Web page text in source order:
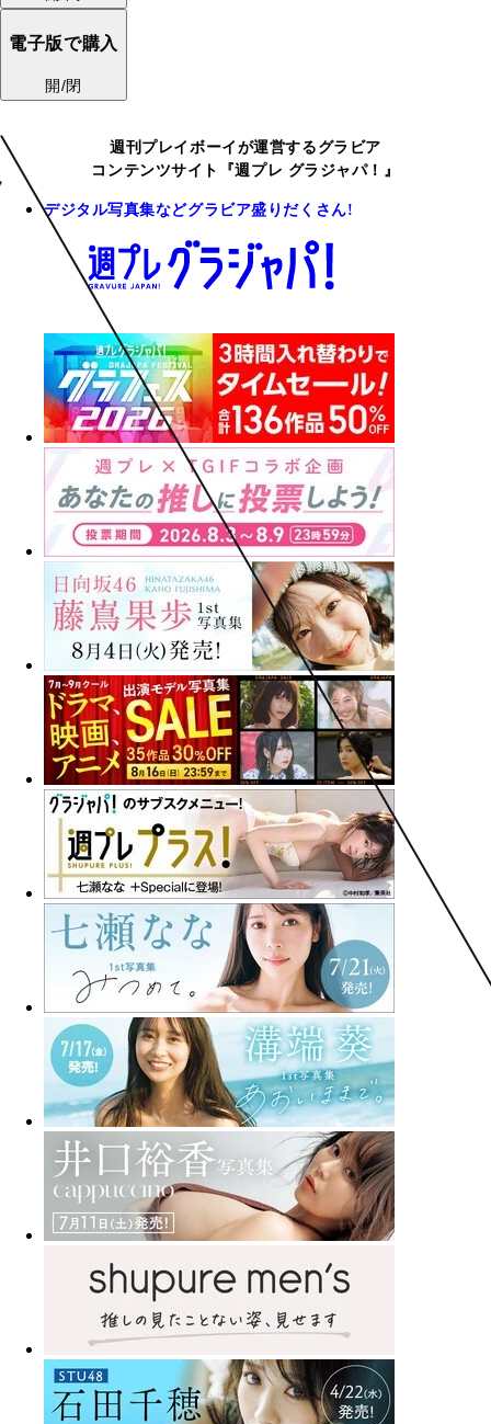
電子版で購入
開/閉
週刊プレイボーイが運営するグラビア
コンテンツサイト『週プレ グラジャパ！』
デジタル写真集などグラビア盛りだくさん!